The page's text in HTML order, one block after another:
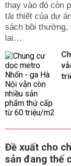
thay vào đó còn
tái thiết của dự
sách bồi thường,
lai…
Đề xuất cho
sản đang thế